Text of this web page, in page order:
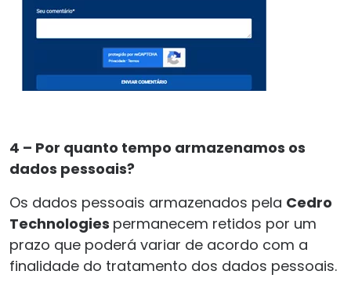
4 – Por quanto tempo armazenamos os
dados pessoais?
Os dados pessoais armazenados pela Cedro
Technologies permanecem retidos por um
prazo que poderá variar de acordo com a
finalidade do tratamento dos dados pessoais.